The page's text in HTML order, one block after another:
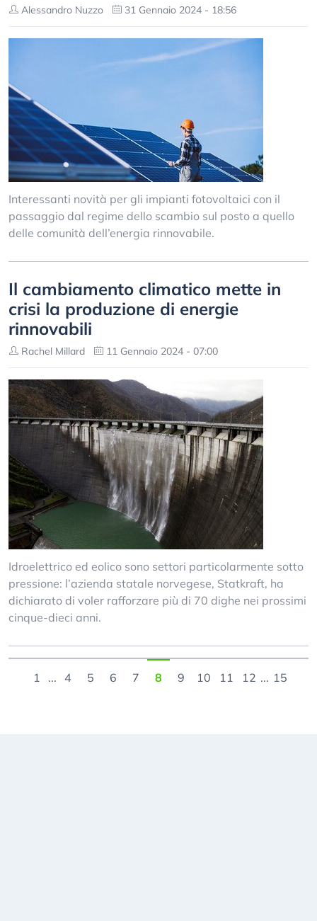
Alessandro Nuzzo 31 Gennaio 2024 - 18:56
Interessanti novità per gli impianti fotovoltaici con il
passaggio dal regime dello scambio sul posto a quello
delle comunità dell’energia rinnovabile.
Il cambiamento climatico mette in
crisi la produzione di energie
rinnovabili
Rachel Millard 11 Gennaio 2024 - 07:00
Idroelettrico ed eolico sono settori particolarmente sotto
pressione: l’azienda statale norvegese, Statkraft, ha
dichiarato di voler rafforzare più di 70 dighe nei prossimi
cinque-dieci anni.
1 ... 4 5 6 7 8 9 10 11 12 ... 15